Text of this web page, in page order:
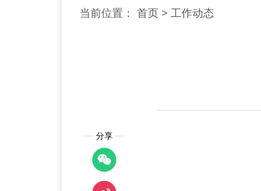
当前位置： 首页 > 工作动态
分享